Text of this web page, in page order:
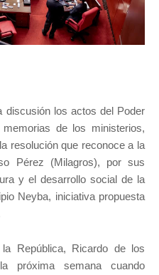
discusión los actos del Poder
de los ministerios,
resolución que reconoce a la
Pérez (Milagros), por sus
y el desarrollo social de la
Neyba, iniciativa propuesta
República, Ricardo de los
próxima semana cuando